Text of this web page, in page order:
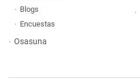
Blogs
Encuestas
Osasuna